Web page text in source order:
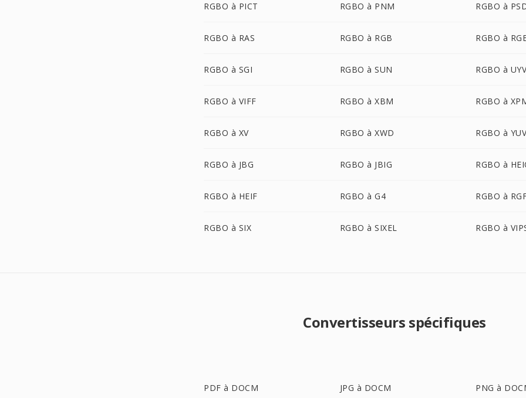
RGBO à PICT RGBO à PNM RGBO à
RGBO à RAS RGBO à RGB RGBO à
RGBO à SGI RGBO à SUN RGBO à
RGBO à VIFF RGBO à XBM RGBO à
RGBO à XV RGBO à XWD RGBO à
RGBO à JBG RGBO à JBIG RGBO à
RGBO à HEIF RGBO à G4 RGBO à
RGBO à SIX RGBO à SIXEL RGBO à
Convertisseurs spécifiques
PDF à DOCM JPG à DOCM PNG à